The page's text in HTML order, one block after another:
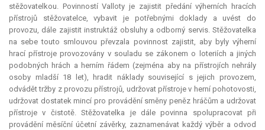
stěžovatelkou. Povinností Valloty je zajistit předání výherních hracích
přístrojů stěžovatelce, vybavit je potřebnými doklady a uvést do
provozu, dále zajistit instruktáž obsluhy a odborný servis. Stěžovatelka
na sebe touto smlouvou převzala povinnost zajistit, aby byly výherní
hrací přístroje provozovány v souladu se zákonem o loteriích a jiných
podobných hrách a herním řádem (zejména aby na přístrojích nehrály
osoby mladší 18 let), hradit náklady související s jejich provozem,
odvádět tržby z provozu přístrojů, udržovat přístroje v herní pohotovosti,
udržovat dostatek mincí pro provádění směny peněz hráčům a udržovat
přístroje v čistotě. Stěžovatelka je dále povinna spolupracovat při
provádění měsíční účetní závěrky, zaznamenávat každý výběr a odvod